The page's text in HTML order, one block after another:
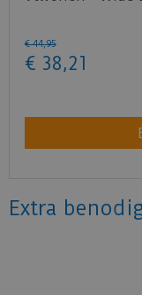
€ 44,95
€ 38,21
Extra